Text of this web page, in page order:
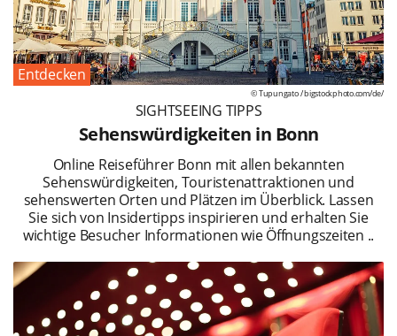
Entdecken
© Tupungato /bigstockphoto.com/de/
SIGHTSEEING TIPPS
Sehenswürdigkeiten in Bonn
Online Reiseführer Bonn mit allen bekannten
Sehenswürdigkeiten, Touristenattraktionen und
sehenswerten Orten und Plätzen im Überblick. Lassen
Sie sich von Insidertipps inspirieren und erhalten Sie
wichtige Besucher Informationen wie Öffnungszeiten ..